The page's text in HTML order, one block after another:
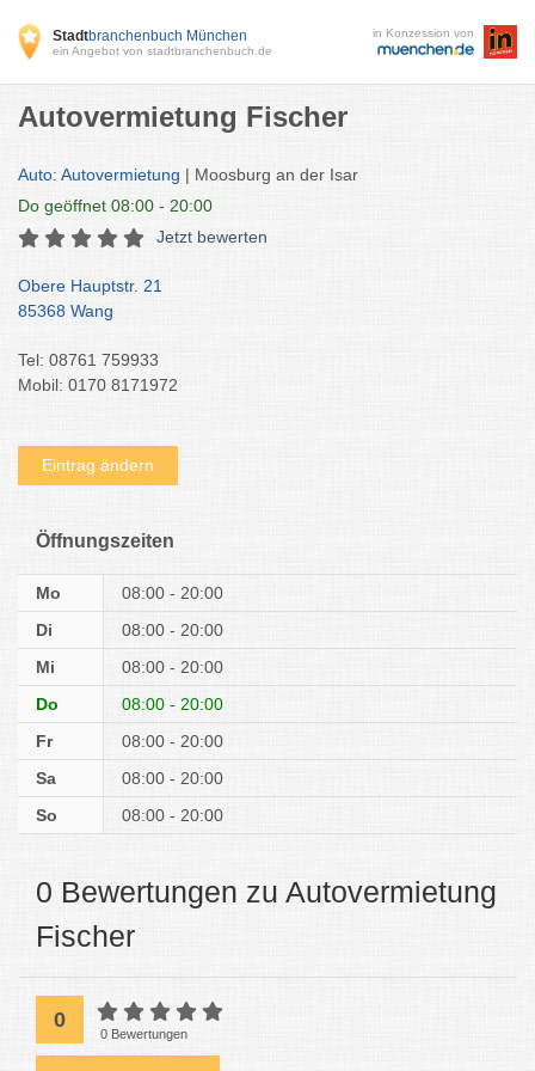
Stadtbranchenbuch München
ein Angebot von stadtbranchenbuch.de
in Konzession von
Autovermietung Fischer
Auto: Autovermietung | Moosburg an der Isar
Do geöffnet 08:00 - 20:00
Jetzt bewerten
Obere Hauptstr. 21
85368 Wang
Tel: 08761 759933
Mobil: 0170 8171972
Eintrag ändern
Öffnungszeiten
Mo
08:00 - 20:00
Di
08:00 - 20:00
Mi
08:00 - 20:00
Do
08:00 - 20:00
Fr
08:00 - 20:00
Sa
08:00 - 20:00
So
08:00 - 20:00
0 Bewertungen zu Autovermietung
Fischer
0
0 Bewertungen